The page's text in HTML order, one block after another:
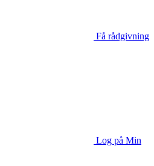
Få rådgivning
Log på Min